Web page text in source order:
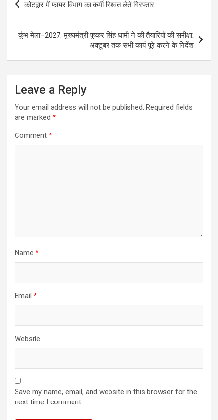
p
k
navigation
कोटद्वार में फायर विभाग का कर्मी रिश्वत लेते गिरफ्तार
कुंभ मेला–2027: मुख्यमंत्री पुष्कर सिंह धामी ने की तैयारियों की समीक्षा,
अक्टूबर तक सभी कार्य पूरे करने के निर्देश
Leave a Reply
Your email address will not be published. Required fields
are marked *
Comment *
Name *
Email *
Website
Save my name, email, and website in this browser for the
next time I comment.